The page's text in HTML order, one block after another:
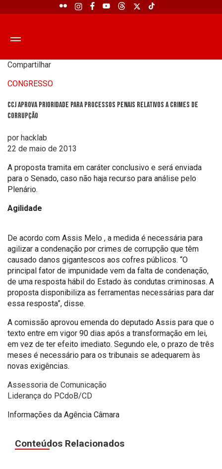
Compartilhar
CONGRESSO
CCJ aprova prioridade para processos penais relativos a crimes de
corrupção
por hacklab
22 de maio de 2013
A proposta tramita em caráter conclusivo e será enviada
para o Senado, caso não haja recurso para análise pelo
Plenário.
Agilidade
De acordo com Assis Melo , a medida é necessária para
agilizar a condenação por crimes de corrupção que têm
causado danos gigantescos aos cofres públicos. “O
principal fator de impunidade vem da falta de condenação,
de uma resposta hábil do Estado às condutas criminosas. A
proposta disponibiliza as ferramentas necessárias para dar
essa resposta”, disse.
A comissão aprovou emenda do deputado Assis para que o
texto entre em vigor 90 dias após a transformação em lei,
em vez de ter efeito imediato. Segundo ele, o prazo de três
meses é necessário para os tribunais se adequarem às
novas exigências.
Assessoria de Comunicação
Liderança do PCdoB/CD
Informações da Agência Câmara
Conteúdos Relacionados